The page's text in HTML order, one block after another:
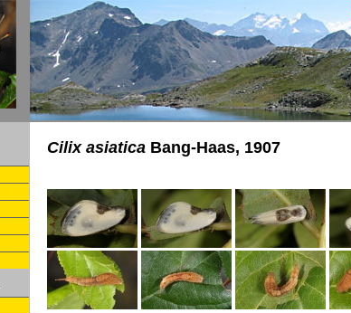
Cilix asiaticaBang-Haas, 1907